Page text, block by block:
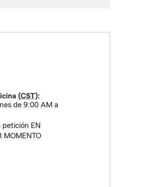
(CST):
de 9:00 AM a
petición EN
MOMENTO